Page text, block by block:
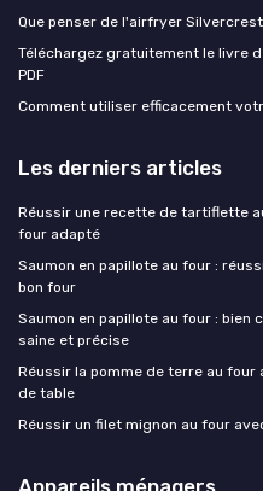
Que penser de l'airfryer
Téléchargez gratuitement le livre
PDF
Comment utiliser efficacement
Les derniers articles
Réussir une recette de tartiflette
four adapté
Saumon en papillote au four :
bon four
Saumon en papillote au four : bien
saine et précise
Réussir la pomme de terre au four
de table
Réussir un filet mignon au four
Appareils ménagers